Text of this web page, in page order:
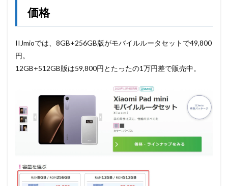
価格
IIJmioでは、8GB+256GB版がモバイルルータセットで49,800
円。
12GB+512GB版は59,800円とたったの1万円差で販売中。